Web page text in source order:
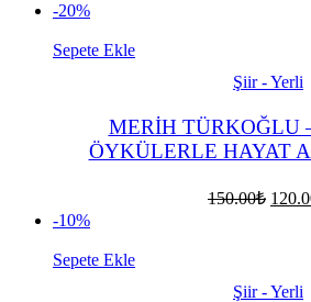
-20%
Sepete Ekle
Şiir - Yerli
MERİH TÜRKOĞLU
ÖYKÜLERLE HAYAT
150.00₺
-10%
Sepete Ekle
Şiir - Yerli